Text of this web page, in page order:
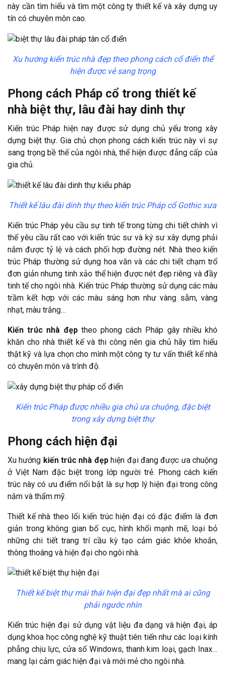
này cần tìm hiểu và tìm một công ty thiết kế và xây dựng uy
tín có chuyên môn cao.
Xu hướng kiến trúc nhà đẹp theo phong cách cổ điển thể
hiện được vẻ sang trọng
Phong cách Pháp cổ trong thiết kế
nhà biệt thự, lâu đài hay dinh thự
Kiến trúc Pháp hiện nay được sử dụng chủ yếu trong xây
dựng biệt thự. Gia chủ chọn phong cách kiến trúc này vì sự
sang trọng bề thế của ngôi nhà, thể hiện được đẳng cấp của
gia chủ.
Thiết kế lâu đài dinh thự theo kiến trúc Pháp cổ Gothic xưa
Kiến trúc Pháp yêu cầu sự tinh tế trong từng chi tiết chính vì
thế yêu cầu rất cao với kiến trúc sư và ký sư xây dựng phải
nắm được tỷ lệ và cách phối hợp đường nét. Nhà theo kiến
trúc Pháp thường sử dụng hoa văn và các chi tiết chạm trổ
đơn giản nhưng tinh xảo thể hiện được nét đẹp riêng và đầy
tinh tế cho ngôi nhà. Kiến trúc Pháp thường sử dụng các màu
trầm kết hợp với các màu sáng hơn như vàng sẫm, vàng
nhạt, màu trắng…
Kiến trúc nhà đẹptheo phong cách Pháp gây nhiều khó
khăn cho nhà thiết kế và thi công nên gia chủ hãy tìm hiểu
thật kỹ và lựa chọn cho mình một công ty tư vấn thiết kế nhà
có chuyên môn và trình độ.
Kiến trúc Pháp được nhiều gia chủ ưa chuộng, đặc biệt
trong xây dựng biệt thự
Phong cách hiện đại
Xu hướng kiến trúc nhà đẹphiện đại đang được ưa chuộng
ở Việt Nam đặc biệt trong lớp người trẻ. Phong cách kiến
trúc này có ưu điểm nổi bật là sự hợp lý hiện đại trong công
năm và thẩm mỹ.
Thiết kế nhà theo lối kiến trúc hiện đại có đặc điểm là đơn
giản trong không gian bố cục, hình khối mạnh mẽ, loại bỏ
những chi tiết trang trí cầu kỳ tạo cảm giác khỏe khoắn,
thông thoáng và hiện đại cho ngôi nhà.
Thiết kế biệt thự mái thái hiện đại đẹp nhất mà ai cũng
phải ngước nhìn
Kiến trúc hiện đại sử dụng vật liệu đa dạng và hiện đại, áp
dụng khoa học công nghệ kỹ thuật tiên tiến như các loại kính
phẳng chịu lực, cửa số Windows, thanh kim loại, gạch Inax…
mang lại cảm giác hiện đại và mới mẻ cho ngôi nhà.